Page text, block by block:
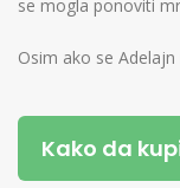
se mogla ponoviti
Osim ako se
Kako da